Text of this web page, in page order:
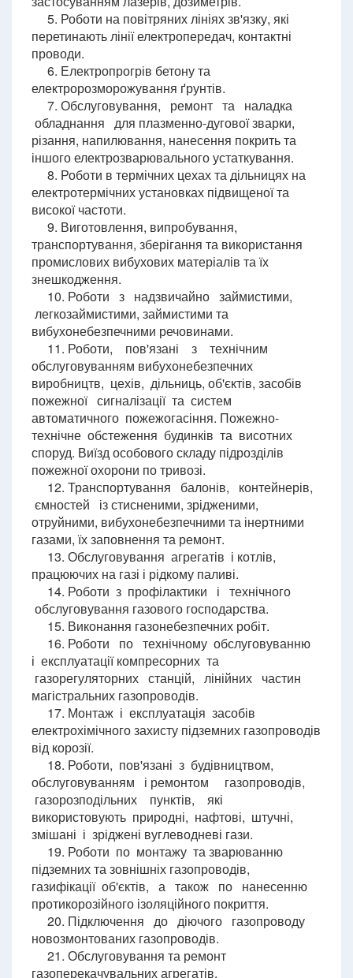
5. Роботи на повітряних лініях зв'язку, які
перетинають лінії електропередач, контактні
проводи.
6. Електропрогрів бетону та
електророзморожування ґрунтів.
7. Обслуговування, ремонт та наладка
обладнання для плазменно-дугової зварки,
різання, напилювання, нанесення покрить та
іншого електрозварювального устаткування.
8. Роботи в термічних цехах та дільницях на
електротермічних установках підвищеної та
високої частоти.
9. Виготовлення, випробування,
транспортування, зберігання та використання
промислових вибухових матеріалів та їх
знешкодження.
10. Роботи з надзвичайно займистими,
легкозаймистими, займистими та
вибухонебезпечними речовинами.
11. Роботи, пов'язані з технічним
обслуговуванням вибухонебезпечних
виробництв, цехів, дільниць, об'єктів, засобів
пожежної сигналізації та систем
автоматичного пожежогасіння. Пожежно-
технічне обстеження будинків та висотних
споруд. Виїзд особового складу підрозділів
пожежної охорони по тривозі.
12. Транспортування балонів, контейнерів,
ємностей із стисненими, зрідженими,
отруйними, вибухонебезпечними та інертними
газами, їх заповнення та ремонт.
13. Обслуговування агрегатів і котлів,
працюючих на газі і рідкому паливі.
14. Роботи з профілактики і технічного
обслуговування газового господарства.
15. Виконання газонебезпечних робіт.
16. Роботи по технічному обслуговуванню
і експлуатації компресорних та
газорегуляторних станцій, лінійних частин
магістральних газопроводів.
17. Монтаж і експлуатація засобів
електрохімічного захисту підземних газопроводів
від корозії.
18. Роботи, пов'язані з будівництвом,
обслуговуванням і ремонтом газопроводів,
газорозподільних пунктів, які
використовують природні, нафтові, штучні,
змішані і зріджені вуглеводневі гази.
19. Роботи по монтажу та зварюванню
підземних та зовнішніх газопроводів,
газифікації об'єктів, а також по нанесенню
протикорозійного ізоляційного покриття.
20. Підключення до діючого газопроводу
новозмонтованих газопроводів.
21. Обслуговування та ремонт
газоперекачувальних агрегатів.